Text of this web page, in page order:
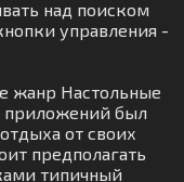
над поиском
управления -
жанр Настольные
приложений был
от своих
предполагать
типичный